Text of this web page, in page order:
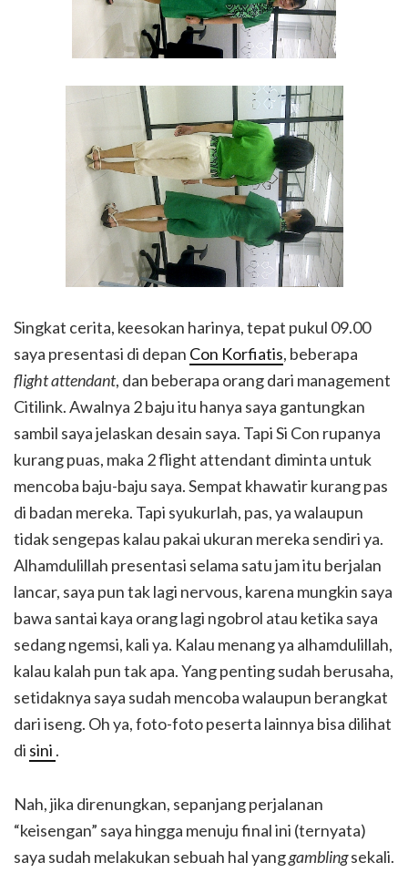
Singkat cerita, keesokan harinya, tepat pukul 09.00
saya presentasi di depan Con Korfiatis, beberapa
flight attendant, dan beberapa orang dari management
Citilink. Awalnya 2 baju itu hanya saya gantungkan
sambil saya jelaskan desain saya. Tapi Si Con rupanya
kurang puas, maka 2 flight attendant diminta untuk
mencoba baju-baju saya. Sempat khawatir kurang pas
di badan mereka. Tapi syukurlah, pas, ya walaupun
tidak sengepas kalau pakai ukuran mereka sendiri ya.
Alhamdulillah presentasi selama satu jam itu berjalan
lancar, saya pun tak lagi nervous, karena mungkin saya
bawa santai kaya orang lagi ngobrol atau ketika saya
sedang ngemsi, kali ya. Kalau menang ya alhamdulillah,
kalau kalah pun tak apa. Yang penting sudah berusaha,
setidaknya saya sudah mencoba walaupun berangkat
dari iseng. Oh ya, foto-foto peserta lainnya bisa dilihat
di sini .
Nah, jika direnungkan, sepanjang perjalanan
“keisengan” saya hingga menuju final ini (ternyata)
saya sudah melakukan sebuah hal yanggamblingsekali.